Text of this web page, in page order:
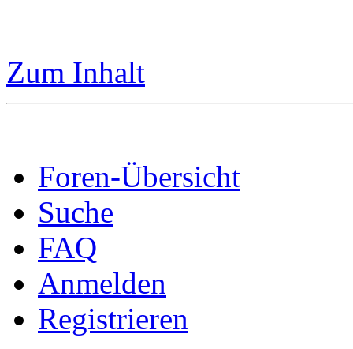
Zum Inhalt
Foren-Übersicht
Suche
FAQ
Anmelden
Registrieren